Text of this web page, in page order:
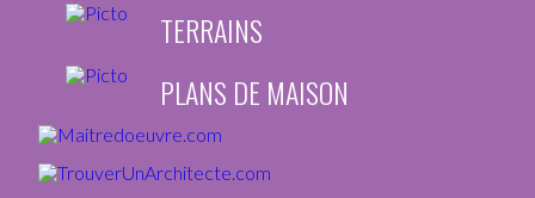
TERRAINS
PLANS DE MAISON